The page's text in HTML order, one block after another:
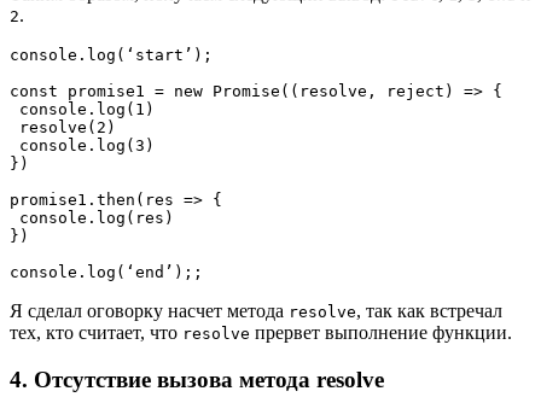
2.
console.log(‘start’);
const promise1 = new Promise((resolve, reject) => {
})
promise1.then(res => {
})
console.log(‘end’);;
Я сделал оговорку насчет метода resolve, так как встречал
тех, кто считает, что resolve прервет выполнение функции.
4. Отсутствие вызова метода resolve